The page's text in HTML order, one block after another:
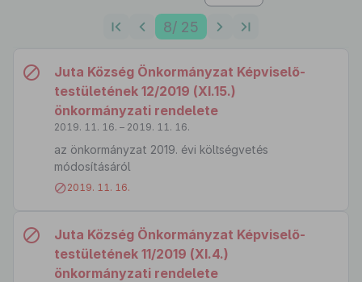
8/ 25
Juta Község Önkormányzat Képviselő-
testületének 12/2019 (XI.15.)
önkormányzati rendelete
2019. 11. 16. – 2019. 11. 16.
az önkormányzat 2019. évi költségvetés
módosításáról
2019. 11. 16.
Juta Község Önkormányzat Képviselő-
testületének 11/2019 (XI.4.)
önkormányzati rendelete